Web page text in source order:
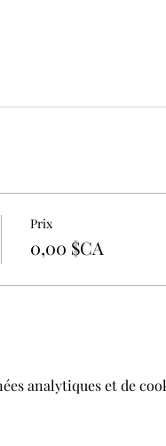
Prix
0,00 $CA
analytiques et de